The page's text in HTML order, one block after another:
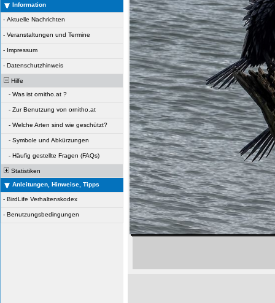
Information
- Aktuelle Nachrichten
- Veranstaltungen und Termine
- Impressum
- Datenschutzhinweis
Hilfe
- Was ist ornitho.at ?
- Zur Benutzung von ornitho.at
- Welche Arten sind wie geschützt?
- Symbole und Abkürzungen
- Häufig gestellte Fragen (FAQs)
Statistiken
Anleitungen, Hinweise, Tipps
- BirdLife Verhaltenskodex
- Benutzungsbedingungen